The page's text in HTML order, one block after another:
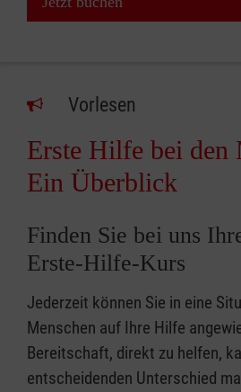
Vorlesen
Erste Hilfe bei den
Ein Überblick
Finden Sie bei uns
Erste-Hilfe-Kurs
Jederzeit können Sie in eine
Menschen auf Ihre Hilfe
Bereitschaft, direkt zu helfen,
entscheidenden Unterschied